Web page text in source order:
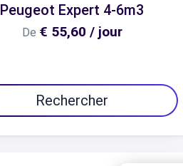
Peugeot Expert 4-6m3
De € 55,60 / jour
Rechercher